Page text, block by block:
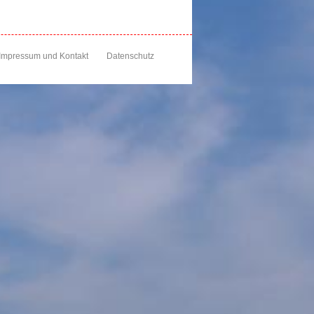
und Kontakt Datenschutz